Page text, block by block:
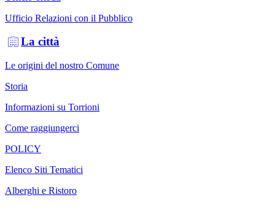
Ufficio Relazioni con il Pubblico
La città
Le origini del nostro Comune
Storia
Informazioni su Torrioni
Come raggiungerci
POLICY
Elenco Siti Tematici
Alberghi e Ristoro